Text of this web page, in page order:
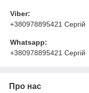
Viber:
+380978895421 Сергій
Whatsapp:
+380978895421 Сергій
Про нас